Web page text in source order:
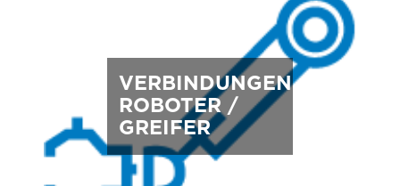
VERBINDUNGEN
ROBOTER /
GREIFER